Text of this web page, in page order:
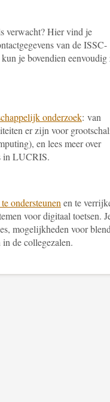
verwacht? Hier vind je
van de ISSC-
je bovendien eenvoudig
onderzoek: van
er zijn voor
en lees meer over
in LUCRIS.
ondersteunen en te
voor digitaal toetsen.
mogelijkheden voor
de collegezalen.